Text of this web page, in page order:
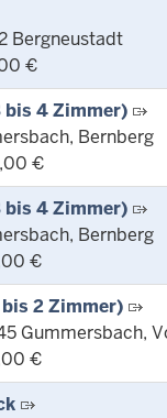
Bergneustadt
€
bis 4 Zimmer)
Bernberg
€
bis 4 Zimmer)
Bernberg
€
2 Zimmer)
Gummersbach,
€